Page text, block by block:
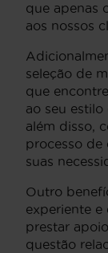
que apenas
aos nossos
seleção de
que
ao seu estilo
além disso,
processo de
suas
Outro
experiente e
prestar
questão